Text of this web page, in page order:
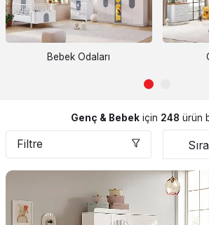
Bebek Odaları
Filtre
Genç & Bebek için 248 ürün